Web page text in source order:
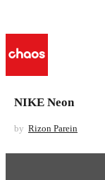
NIKE Neon
by Rizon Parein